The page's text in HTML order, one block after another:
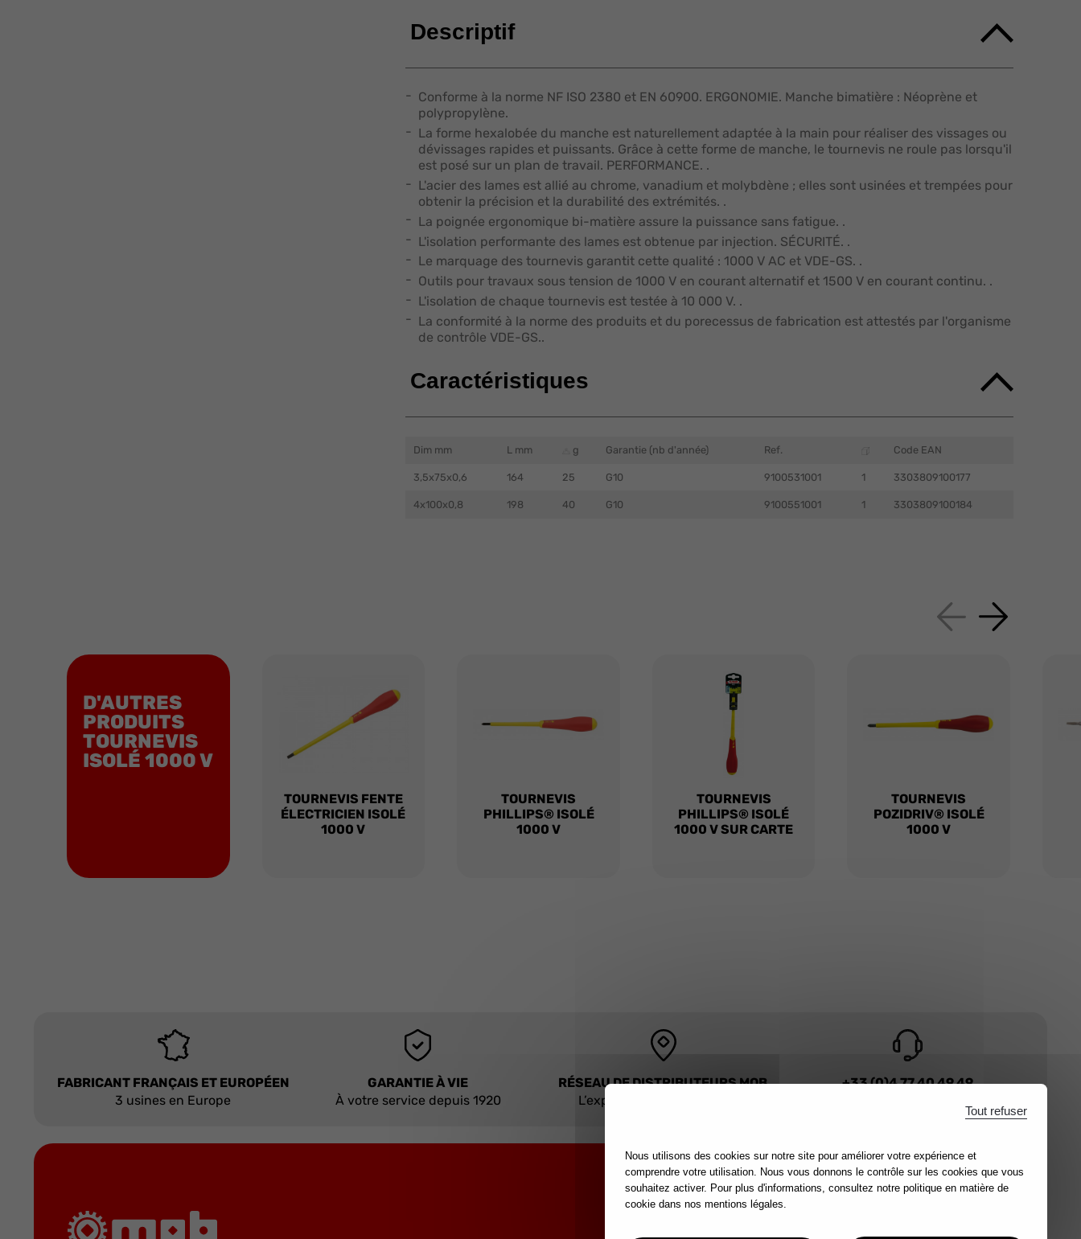
Descriptif
Conforme à la norme NF ISO 2380 et EN 60900. ERGONOMIE. Manche bimatière : Néoprène et
polypropylène.
La forme hexalobée du manche est naturellement adaptée à la main pour réaliser des vissages ou
dévissages rapides et puissants. Grâce à cette forme de manche, le tournevis ne roule pas lorsqu'il
est posé sur un plan de travail. PERFORMANCE. .
L'acier des lames est allié au chrome, vanadium et molybdène ; elles sont usinées et trempées pour
obtenir la précision et la durabilité des extrémités. .
La poignée ergonomique bi-matière assure la puissance sans fatigue. .
L'isolation performante des lames est obtenue par injection. SÉCURITÉ. .
Le marquage des tournevis garantit cette qualité : 1000 V AC et VDE-GS. .
Outils pour travaux sous tension de 1000 V en courant alternatif et 1500 V en courant continu. .
L'isolation de chaque tournevis est testée à 10 000 V. .
La conformité à la norme des produits et du porecessus de fabrication est attestés par l'organisme
de contrôle VDE-GS..
Caractéristiques
Dim mm L mm g Garantie (nb d'année) Ref. Code EAN
3,5x75x0,6 164 25 G10 9100531001 1 3303809100177
4x100x0,8 198 40 G10 9100551001 1 3303809100184
D'AUTRES
PRODUITS
TOURNEVIS
ISOLÉ 1000 V
TOURNEVIS FENTE
ÉLECTRICIEN ISOLÉ
1000 V
TOURNEVIS
PHILLIPS® ISOLÉ
1000 V
TOURNEVIS
PHILLIPS® ISOLÉ
1000 V SUR CARTE
TOURNEVIS
POZIDRIV® ISOLÉ
1000 V
FABRICANT FRANÇAIS ET EUROPÉEN
3 usines en Europe
GARANTIE À VIE
À votre service depuis 1920
RÉSEAU DE DISTRIBUTEURS MOB
L’expertise à portée de main
+33 (0)4 77 40 49 49
OUTILS FIABLES DEPUIS 1920.
Nous utilisons des cookies sur notre site pour améliorer votre expérience et
comprendre votre utilisation. Nous vous donnons le contrôle sur les cookies que vous
souhaitez activer. Pour plus d'informations, consultez notre politique en matière de
cookie dans nos mentions légales.
Tout refuser